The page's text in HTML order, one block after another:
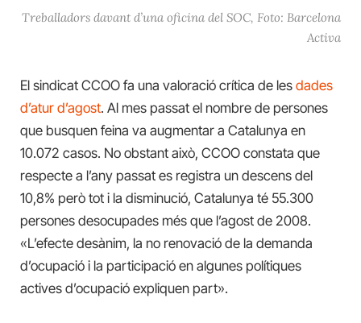
Treballadors davant d’una oficina del SOC, Foto: Barcelona
Activa
El sindicat CCOO fa una valoració crítica de les dades
d’atur d’agost. Al mes passat el nombre de persones
que busquen feina va augmentar a Catalunya en
10.072 casos. No obstant això, CCOO constata que
respecte a l’any passat es registra un descens del
10,8% però tot i la disminució, Catalunya té 55.300
persones desocupades més que l’agost de 2008.
«L’efecte desànim, la no renovació de la demanda
d’ocupació i la participació en algunes polítiques
actives d’ocupació expliquen part».